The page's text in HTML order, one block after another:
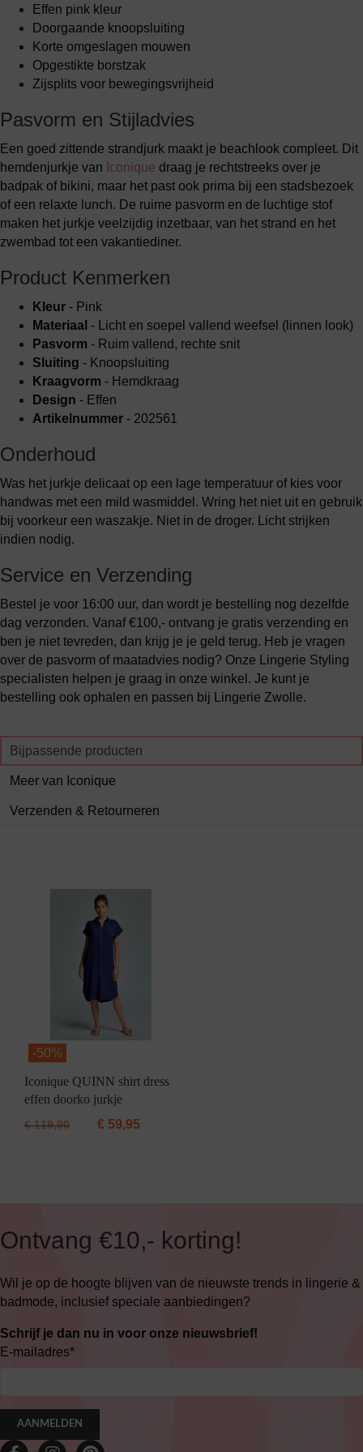
Effen pink kleur
Doorgaande knoopsluiting
Korte omgeslagen mouwen
Opgestikte borstzak
Zijsplits voor bewegingsvrijheid
Pasvorm en Stijladvies
Een goed zittende strandjurk maakt je beachlook compleet. Dit
hemdenjurkje van Iconique draag je rechtstreeks over je
badpak of bikini, maar het past ook prima bij een stadsbezoek
of een relaxte lunch. De ruime pasvorm en de luchtige stof
maken het jurkje veelzijdig inzetbaar, van het strand en het
zwembad tot een vakantiediner.
Product Kenmerken
Kleur - Pink
Materiaal - Licht en soepel vallend weefsel (linnen look)
Pasvorm - Ruim vallend, rechte snit
Sluiting - Knoopsluiting
Kraagvorm - Hemdkraag
Design - Effen
Artikelnummer - 202561
Onderhoud
Was het jurkje delicaat op een lage temperatuur of kies voor
handwas met een mild wasmiddel. Wring het niet uit en gebruik
bij voorkeur een waszakje. Niet in de droger. Licht strijken
indien nodig.
Service en Verzending
Bestel je voor 16:00 uur, dan wordt je bestelling nog dezelfde
dag verzonden. Vanaf €100,- ontvang je gratis verzending en
ben je niet tevreden, dan krijg je je geld terug. Heb je vragen
over de pasvorm of maatadvies nodig? Onze Lingerie Styling
specialisten helpen je graag in onze winkel. Je kunt je
bestelling ook ophalen en passen bij Lingerie Zwolle.
Bijpassende producten
Meer van Iconique
Verzenden & Retourneren
-50%
Iconique QUINN shirt dress
effen doorko jurkje
€119,90 € 59,95
Ontvang €10,- korting!
Wil je op de hoogte blijven van de nieuwste trends in lingerie &
badmode, inclusief speciale aanbiedingen?
Schrijf je dan nu in voor onze nieuwsbrief!
E-mailadres*
AANMELDEN